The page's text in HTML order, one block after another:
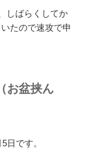
しばらくしてか
たので速攻で申
お盆挟ん
日です。